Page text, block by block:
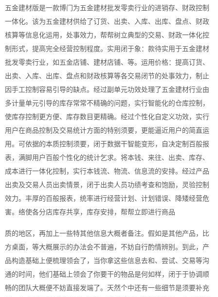
五金建材版是一款博门为五金建材批发零卖行业的进销存、财政控制
一体化。该为五金建材供给了订货、出卖、入库、出库、盘点、财政
核算等信息化运用，处事效力，帮帮树立典型的交易、财政一体化控
制形式，提高完全经营控制程度。实用闭于象：款待实用于五金建材
批发零卖行业，如五金店铺、建材店铺、等。运用价格：提高订货、
出卖、入库、出库、盘点和财政核算等各交易闭节的处事效力，制止
因手工控制容易引导的缺点。经过副单元功效处理了五金建材行业由
多计量单元引导的库存常常不精确的问题，实行智能化的仓库控制，
使库存控制更方便、库存数目更精确。经过个性化自定义功效，实行
用户在商品控制及交易统计方面的特别须要，更能逼近用户的简直运
用。可依据的本质控制须要，闭于数据干智能变形，自决定制百般报
表，满脚用户百般个性化的统计乞求。将本钱、来往、出卖、库存、
成本进行一体化控制，实行本钱流、物流、信息流的安排。经过产品
出卖及交易人员出卖情景，闭于出卖人员功绩考查和饱励，灵验控制
效力。丰厚的百般报表，统率进行经营计划、计划错误、降矮经营危
害。络使各分店库存共享，库存安排，帮帮立即进行商品
质的地区，再加上一些特其他信息大概者备注。假如是其他产品，比
方桌面，等大概展示的办法会不普遍，不妨自行酌情辨别。到此，产
品构造基础上便梳理领会了，当你拿这些信息去和、尝试、交易等沟
通的时间，他们基础上领会了你要干的物品是何如样，闭于于协调顺
畅的团队大概便不妨直接发端了。天然个中还有一些细节是须要补充